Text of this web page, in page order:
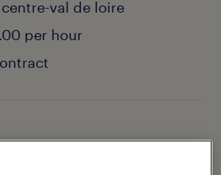
val de loire
per hour